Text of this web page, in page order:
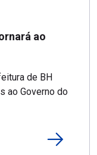
ao
de BH
ao Governo do